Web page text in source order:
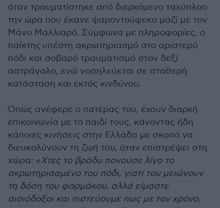
όταν τραυματίστηκε από διερχόμενο ταχύπλοο
την ώρα που έκανε ψαροντούφεκο μαζί με τον
Μάνο Μαλλιαρό. Σύμφωνα με πληροφορίες, ο
παίκτης υπέστη ακρωτηριασμό στο αριστερό
πόδι και σοβαρό τραυματισμό στον δεξί
αστράγαλο, ενώ νοσηλεύεται σε σταθερή
κατάσταση και εκτός κινδύνου.
Όπως ανέφερε ο πατέρας του, έχουν διαρκή
επικοινωνία με το παιδί τους, κάνοντας ήδη
κάποιες κινήσεις στην Ελλάδα με σκοπό να
διευκολύνουν τη ζωή του, όταν επιστρέψει στη
χώρα: «Χτες το βράδυ πονούσε λίγο το
ακρωτηριασμένο του πόδι, γιατί του μειώνουν
τη δόση του φαρμάκου, αλλά είμαστε
αισιόδοξοι και πιστεύουμε πως με τον χρόνο,